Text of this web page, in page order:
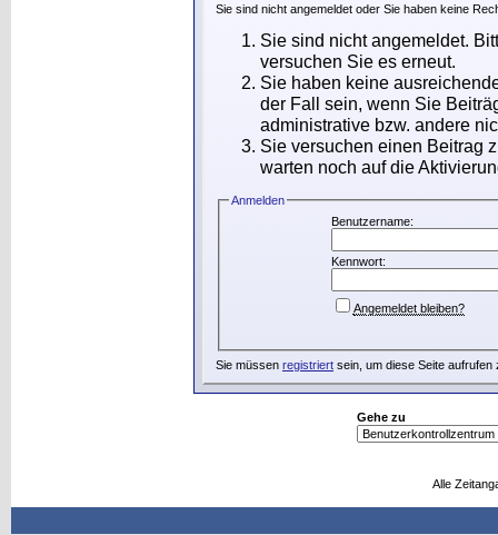
Sie sind nicht angemeldet oder Sie haben keine
Sie sind nicht angemeldet.
versuchen Sie es erneut.
Sie haben keine
der Fall sein, wenn Sie
administrative bzw. andere
Sie versuchen einen Beitrag
warten noch auf die
Anmelden
Benutzername:
Kennwort:
Angemeldet bleiben?
Sie müssen registriert sein, um diese Seite aufrufen
Gehe zu
Alle